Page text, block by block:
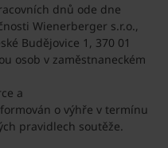
dnů ode dne
Wienerberger s.r.o.,
Budějovice 1, 370 01
osob v zaměstnaneckém
a
o výhře v termínu
pravidlech soutěže.